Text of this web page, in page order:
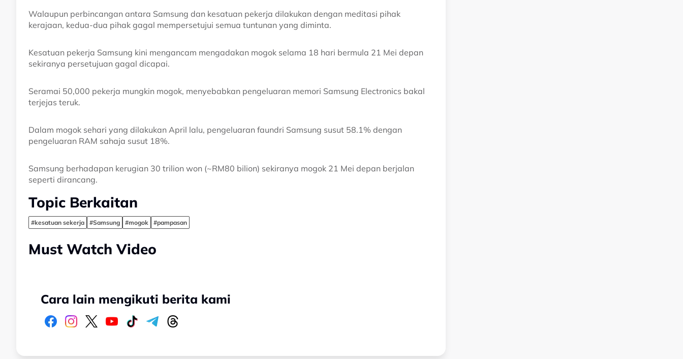
Walaupun perbincangan antara Samsung dan kesatuan pekerja dilakukan dengan meditasi pihak
kerajaan, kedua-dua pihak gagal mempersetujui semua tuntunan yang diminta.
Kesatuan pekerja Samsung kini mengancam mengadakan mogok selama 18 hari bermula 21 Mei depan
sekiranya persetujuan gagal dicapai.
Seramai 50,000 pekerja mungkin mogok, menyebabkan pengeluaran memori Samsung Electronics bakal
terjejas teruk.
Dalam mogok sehari yang dilakukan April lalu, pengeluaran faundri Samsung susut 58.1% dengan
pengeluaran RAM sahaja susut 18%.
Samsung berhadapan kerugian 30 trilion won (~RM80 bilion) sekiranya mogok 21 Mei depan berjalan
seperti dirancang.
Topic Berkaitan
#kesatuan sekerja #Samsung #mogok #pampasan
Must Watch Video
Cara lain mengikuti berita kami